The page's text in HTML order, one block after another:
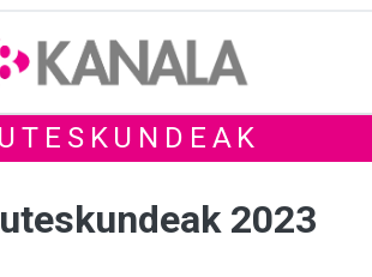
2023